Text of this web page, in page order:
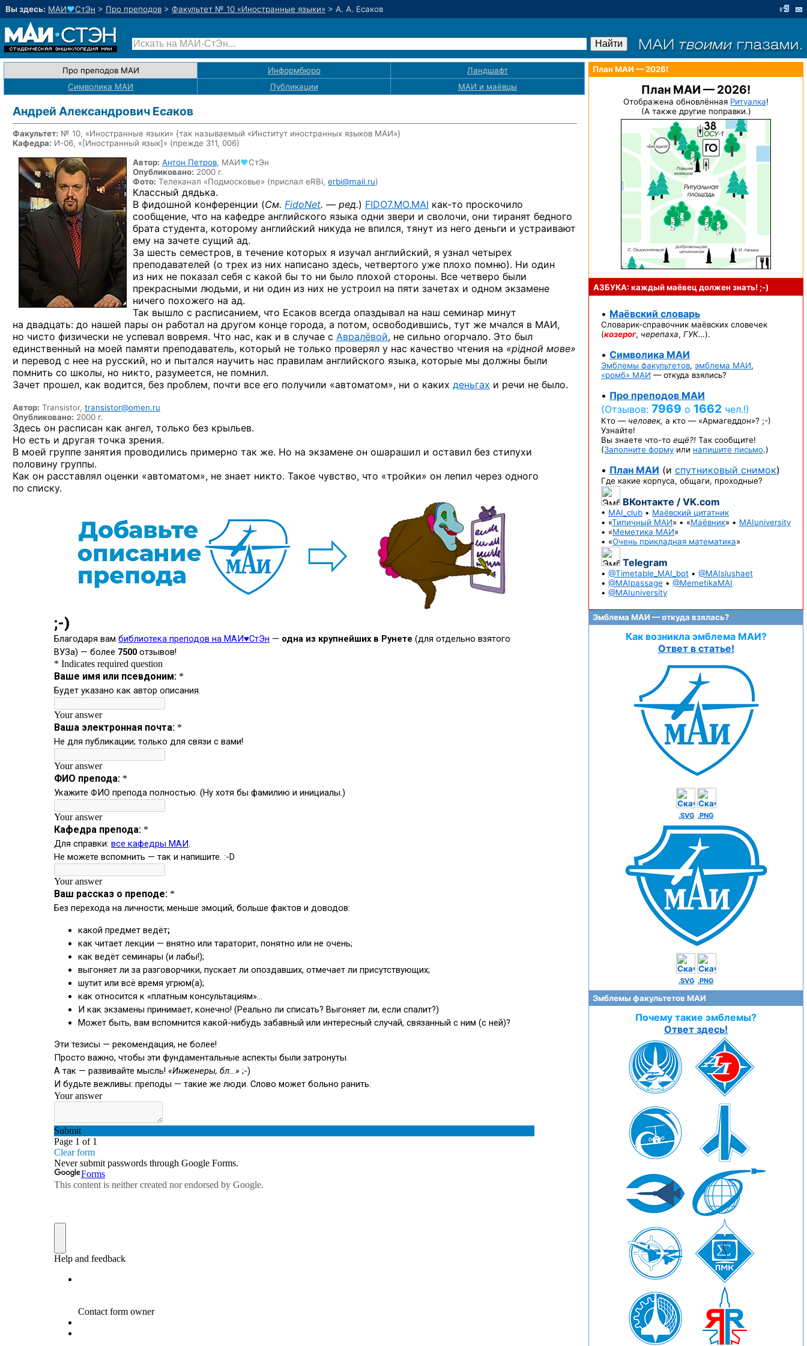
Вы здесь: МАИ♥СтЭн > Про преподов > Факультет № 10 «Иностранные языки» > А. А. Есаков
Про преподов МАИ Информбюро
Ландшафт
Символика МАИ
Публикации МАИ и маёвцы
Андрей Александрович Есаков
Факультет: № 10, «Иностранные языки» {так называемый «Институт иностранных языков МАИ»}
Кафедра: И-06, «[Иностранный язык]» (прежде 311, 006)
Автор: Антон Петров, МАИ♥СтЭн
Опубликовано: 2000 г.
Фото: Телеканал «Подмосковье» (прислал eRBi, erbi@mail.ru)
Классный дядька.
В фидошной конференции (См. FidoNet. — ред.) FIDO7.MO.MAI как-то проскочило
сообщение, что на кафедре английского языка одни звери и сволочи, они тиранят бедного
брата студента, которому английский никуда не впился, тянут из него деньги и устраивают
ему на зачете сущий ад.
За шесть семестров, в течение которых я изучал английский, я узнал четырех
преподавателей (о трех из них написано здесь, четвертого уже плохо помню). Ни один
из них не показал себя с какой бы то ни было плохой стороны. Все четверо были
прекрасными людьми, и ни один из них не устроил на пяти зачетах и одном экзамене
ничего похожего на ад.
Так вышло с расписанием, что Есаков всегда опаздывал на наш семинар минут
на двадцать: до нашей пары он работал на другом конце города, а потом, освободившись, тут же мчался в МАИ,
но чисто физически не успевал вовремя. Что нас, как и в случае с Авралёвой, не сильно огорчало. Это был
единственный на моей памяти преподаватель, который не только проверял у нас качество чтения на «рiдной мове»
и перевод с нее на русский, но и пытался научить нас правилам английского языка, которые мы должны были
помнить со школы, но никто, разумеется, не помнил.
Зачет прошел, как водится, без проблем, почти все его получили «автоматом», ни о каких деньгах и речи не было.
Автор: Transistor, transistor@omen.ru
Опубликовано: 2000 г.
Здесь он расписан как ангел, только без крыльев.
Но есть и другая точка зрения.
В моей группе занятия проводились примерно так же. Но на экзамене он ошарашил и оставил без стипухи
половину группы.
Как он расставлял оценки «автоматом», не знает никто. Такое чувство, что «тройки» он лепил через одного
по списку.
План МАИ — 2026!
План МАИ — 2026!
Отображена обновлённая Ритуалка!
(А также другие поправки.)
АЗБУКА: каждый маёвец должензнать! ;-)
• Маёвский словарь
Словарик-справочник маёвских словечек
(козерог, черепаха, ГУК…).
• Символика МАИ
Эмблемы факультетов, эмблема МАИ,
«ромб» МАИ — откуда взялись?
• Про преподов МАИ
(Отзывов: 7969 о 1662 чел.!)
Кто — человек, а кто — «Армагеддон»? ;-)
Узнайте!
Вы знаете что-то ещё?! Так сообщите!
(Заполните форму или напишите письмо.)
• План МАИ (и спутниковый снимок)
Где какие корпуса, общаги, проходные?
ВКонтакте / VK.com
• MAI_club • Маёвский цитатник
• «Типичный МАИ» • «Маёвник» • MAIuniversity
• «Меметика МАИ»
• «Очень прикладная математика»
Telegram
• @Timetable_MAI_bot • @MAIslushaet
• @MAIpassage • @MemetikaMAI
• @MAIuniversity
Эмблема МАИ — откуда взялась?
Как возникла эмблема МАИ?
Ответ в статье!
.SVG .PNG
.SVG .PNG
Эмблемы факультетов МАИ
Почему такие эмблемы?
Ответ здесь!